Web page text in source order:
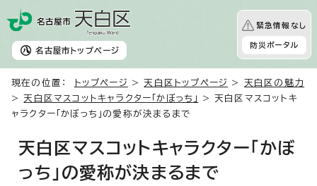
名古屋市 トップページ
緊急情報なし
防災ポータル
現在の位置： トップページ >天白区トップページ > 天白区の魅力
>天白区マスコットキャラクター「かぼっち」
> 天白区マスコットキ
ャラクター「かぼっち」の愛称が決まるまで
天白区マスコットキャラクター「かぼ
っち」の愛称が決まるまで